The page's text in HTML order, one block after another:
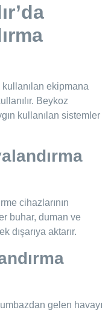
ekipmana
Beykoz
kullanılan sistemler
cihazlarının
buhar, duman ve
dışarıya aktarır.
gelen havayı